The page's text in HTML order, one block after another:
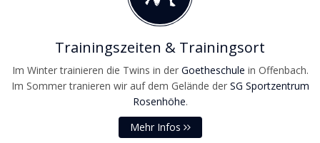
Trainingszeiten & Trainingsort
Im Winter trainieren die Twins in der Goetheschule in Offenbach.
Im Sommer tranieren wir auf dem Gelände der SG Sportzentrum
Rosenhöhe.
Mehr Infos